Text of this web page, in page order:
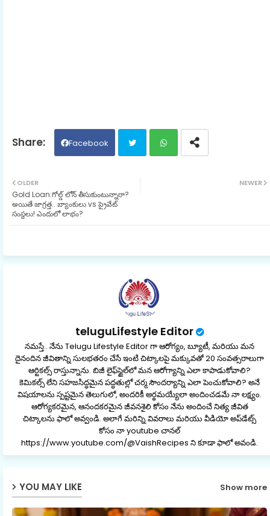
Facebook
ter
NEWER
OLDER
Gold Loan:గోల్డ్ లోన్ తీసుకుంటున్నారా?
అయితే జాగ్రత్త.. బ్యాంకులు vs ప్రైవేట్
సంస్థలు! ఎందులో లాభం?
teluguLifestyle Editor
నమస్తే.. నేను Telugu Lifestyle Editor గా ఆరోగ్యం, బ్యూటీ, మరియు మన
దైనందిన జీవితాన్ని సులభతరం చేసే ఇంటి చిట్కాలపై మక్కువతో 20 సంవత్సరాలుగా
ఆర్టికల్స్ రాస్తున్నాను. బిజీ లైఫ్‌స్టైల్‌లో మన ఆరోగ్యాన్ని ఎలా కాపాడుకోవాలి?
కెమికల్స్ లేని సహజసిద్ధమైన పద్ధతుల్లో చర్మ సౌందర్యాన్ని ఎలా పెంచుకోవాలి? అనే
విషయాలను స్పష్టమైన తెలుగులో, అందరికీ అర్థమయ్యేలా అందించడమే నా లక్ష్యం.
ఆరోగ్యకరమైన, ఆనందకరమైన జీవనశైలి కోసం నేను అందించే నిత్య జీవిత
చిట్కాలను ఫాలో అవ్వండి. అలాగే మరిన్ని వివరాలు మరియు వీడియో అప్‌డేట్స్
కోసం నా youtube చానల్
https://www.youtube.com/@VaishRecipes ని కూడా ఫాలో అవండి.
YOU MAY LIKE Show more